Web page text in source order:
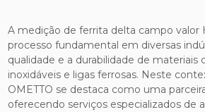
A medição de ferrita delta campo valor
processo fundamental em diversas
qualidade e a durabilidade de materiais
inoxidáveis e ligas ferrosas. Neste
OMETTO se destaca como uma
oferecendo serviços especializados de